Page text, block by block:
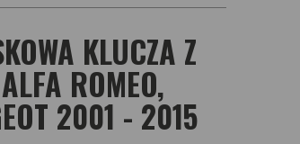
KLUCZA Z
ROMEO,
2001 - 2015